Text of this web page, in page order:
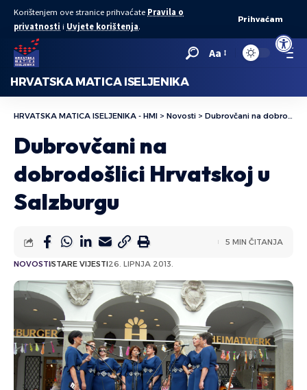
Open
Korištenjem ove stranice prihvaćate Pravila o
privatnosti i Uvjete korištenja.
Prihvaćam
Aa
HRVATSKA MATICA ISELJENIKA
HRVATSKA MATICA ISELJENIKA - HMI > Novosti > Dubrovčani na dobrodošlici Hrvatskoj u Salzburgu
Dubrovčani na
dobrodošlici Hrvatskoj u
Salzburgu
NOVOSTISTARE VIJESTI26. LIPNJA 2013.
5 MIN ČITANJA